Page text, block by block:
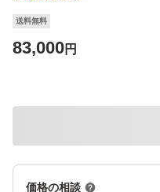
送料無料
83,000円
価格の相談